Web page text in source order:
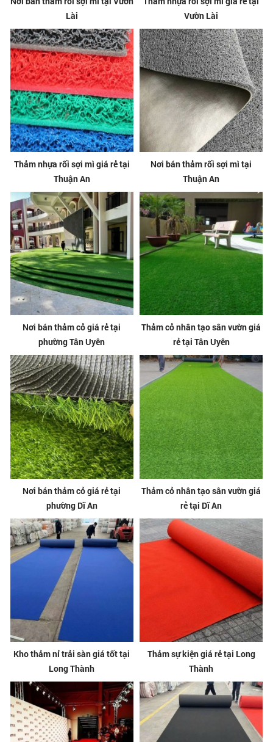
Lài
Vườn Lài
Thảm nhựa rối sợi mì giá rẻ tại
Thuận An
Nơi bán thảm rối sợi mì tại
Thuận An
Nơi bán thảm cỏ giá rẻ tại
phường Tân Uyên
Thảm cỏ nhân tạo sân vườn giá
rẻ tại Tân Uyên
Nơi bán thảm cỏ giá rẻ tại
phường Dĩ An
Thảm cỏ nhân tạo sân vườn giá
rẻ tại Dĩ An
Kho thảm nỉ trải sàn giá tốt tại
Long Thành
Thảm sự kiện giá rẻ tại Long
Thành